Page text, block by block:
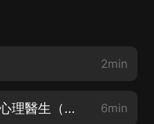
2min
【都市詭案錄】第1章 心理醫生（訂閱收藏不迷路） 6min